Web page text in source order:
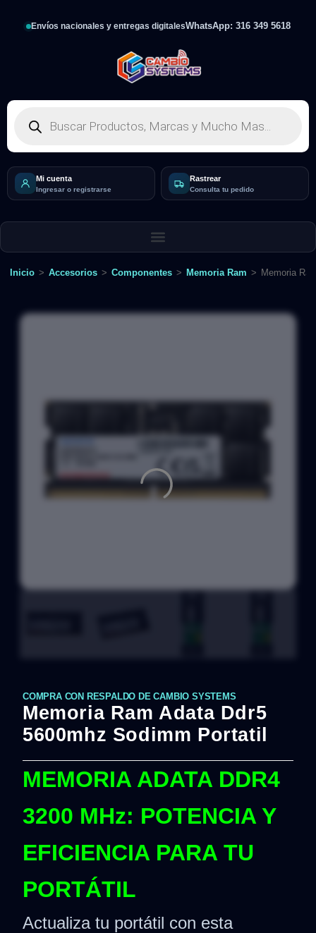
Envíos nacionales y entregas digitalesWhatsApp: 316 349 5618
Mi cuenta
Ingresar o registrarse
Rastrear
Consulta tu pedido
Inicio > Accesorios > Componentes > Memoria Ram > Memoria
COMPRA CON RESPALDO DE CAMBIO SYSTEMS
Memoria Ram Adata Ddr5
5600mhz Sodimm Portatil
MEMORIA ADATA DDR4
3200 MHz: POTENCIA Y
EFICIENCIA PARA TU
PORTÁTIL
Actualiza tu portátil con esta